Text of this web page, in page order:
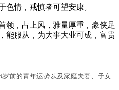
情，戒慎者可望安康。
，占上风，雅量厚重，豪侠足
能服从，为大事大业可成，富贵
岁前的青年运势以及家庭夫妻、子女